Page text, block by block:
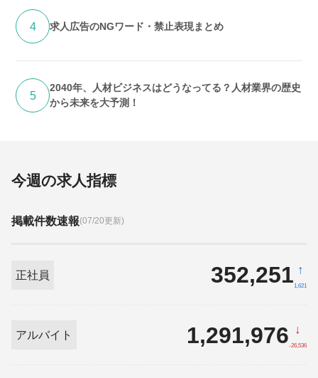
4 求人広告のNGワード・禁止表現まとめ
5
2040年、人材ビジネスはどうなってる？人材業界の歴史
から未来を大予測！
今週の求人指標
掲載件数速報(07/20更新)
正社員 352,251 ↑
1,621
アルバイト 1,291,976 ↓
-26,536